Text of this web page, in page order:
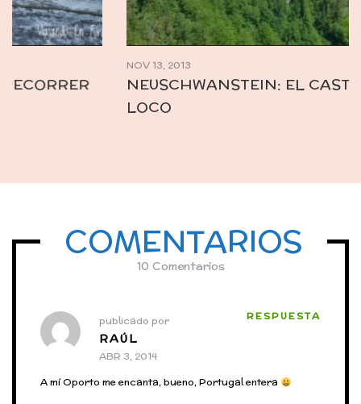
NEUSCHWANSTEIN: EL CASTILLO DEL REY
COMENTARIOS
10 Comentarios
publicado por
RAÚL
ABR 3, 2014
RESPUESTA
A mí Oporto me encanta, bueno, Portugal entera